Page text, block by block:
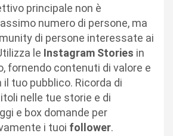
principale non è
numero di persone, ma
di persone interessate ai
le Instagram Stories in
fornendo contenuti di valore e
tuo pubblico. Ricorda di
nelle tue storie e di
e box domande per
i tuoi follower.